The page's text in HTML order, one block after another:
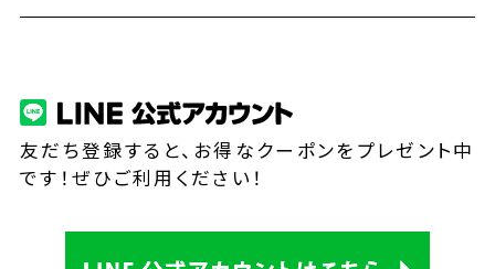
友だち登録すると、お得なクーポンをプレゼント中
です！ぜひご利用ください！